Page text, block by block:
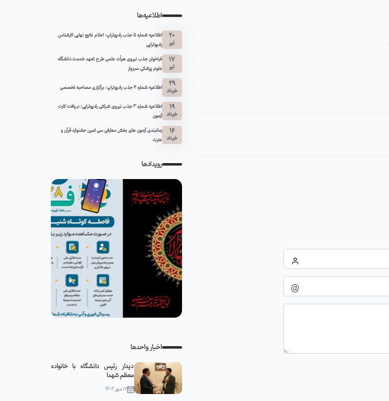
اطلاعیه‌ها
20
تیر
اطلاعیه شماره 5 جذب رادیوتراپ: اعلام نتایج نهایی کارشناس
رادیوتراپی
17
تیر
فراخوان جذب نیروی هیأت علمی طرح تعهد خدمت دانشگاه
علوم پزشکی سبزوار
29
خرداد اطلاعیه شماره ۴ جذب رادیوتراپ: برگزاری مصاحبه تخصصی
19
خرداد
اطلاعیه شماره 3 جذب نیروی شرکتی رادیوتراپی: دریافت کارت
آزمون
16
خرداد
زمانبندی آزمون های بخش معارفی سی امین جشنواره قرآن و
عترت
رویدادها
اخبار واحدها
دیدار رئیس دانشگاه با خانواده
معظم شهدا
۱۷ مهر ۱۴۰۲